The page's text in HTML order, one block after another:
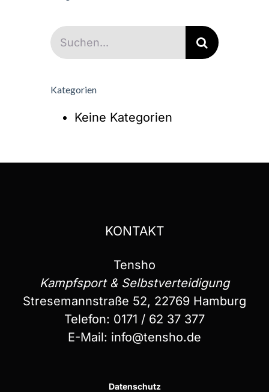
Suche
nach:
Kategorien
Keine Kategorien
KONTAKT
Tensho
Kampfsport & Selbstverteidigung
Stresemannstraße 52, 22769 Hamburg
Telefon: 0171 / 62 37 377
E-Mail: info@tensho.de
Datenschutz